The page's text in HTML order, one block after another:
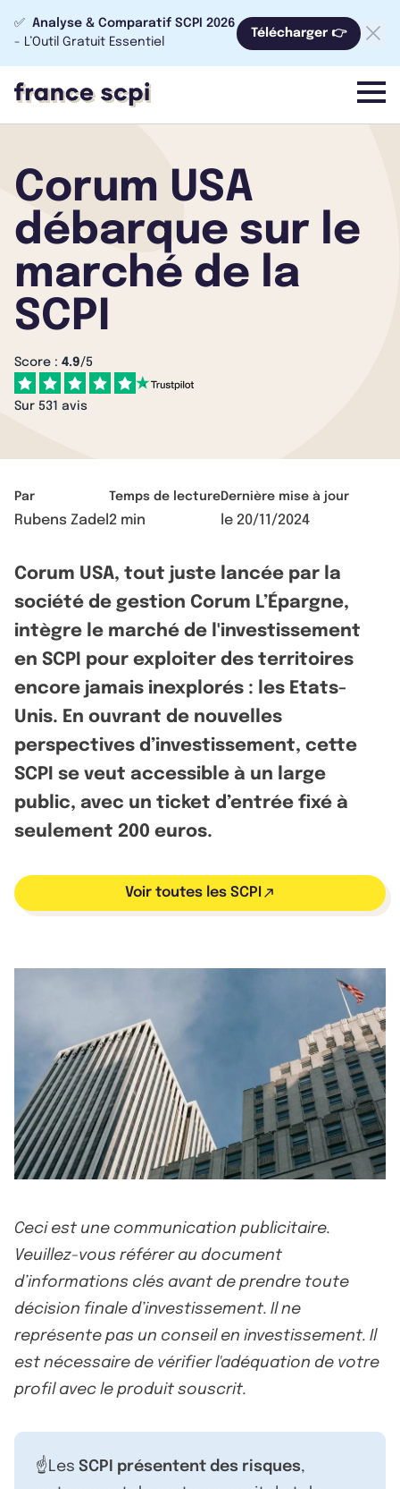
✅ Analyse & Comparatif SCPI 2026
- L’Outil Gratuit Essentiel
Télécharger 👉
menu
Corum USA
débarque sur le
marché de la
SCPI
Score : 4.9/5
Sur 531 avis
Par
Rubens Zadel
Temps de lecture
2 min
Dernière mise à jour
le 20/11/2024
Corum USA, tout juste lancée par la
société de gestion Corum L’Épargne,
intègre le marché de l'investissement
en SCPI pour exploiter des territoires
encore jamais inexplorés : les Etats-
Unis. En ouvrant de nouvelles
perspectives d’investissement, cette
SCPI se veut accessible à un large
public, avec un ticket d’entrée fixé à
seulement 200 euros.
Voir toutes les SCPI
Ceci est une communication publicitaire.
Veuillez-vous référer au document
d’informations clés avant de prendre toute
décision finale d’investissement. Il ne
représente pas un conseil en investissement. Il
est nécessaire de vérifier l'adéquation de votre
profil avec le produit souscrit.
☝️Les SCPI présentent des risques,